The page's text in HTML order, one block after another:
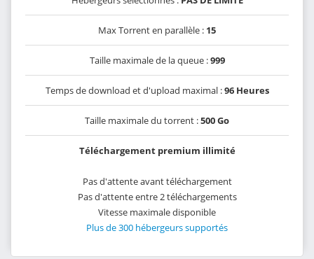
Max Torrent en parallèle : 15
Taille maximale de la queue :999
Temps de download et d'upload maximal :96 Heures
Taille maximale du torrent :500 Go
Téléchargement premium illimité
Pas d'attente avant téléchargement
Pas d'attente entre 2 téléchargements
Vitesse maximale disponible
Plus de 300 hébergeurs supportés